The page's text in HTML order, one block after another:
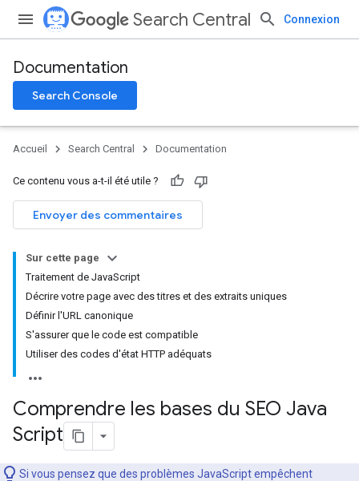
Search Central Connexion
Documentation
Search Console
Accueil Search Central Documentation
Ce contenu vous a-t-il été utile ?
Envoyer des commentaires
Sur cette page
Traitement de JavaScript
Décrire votre page avec des titres et des extraits uniques
Définir l'URL canonique
S'assurer que le code est compatible
Utiliser des codes d'état HTTP adéquats
Comprendre les bases du SEO Java
Script
Si vous pensez que des problèmes JavaScript empêchent